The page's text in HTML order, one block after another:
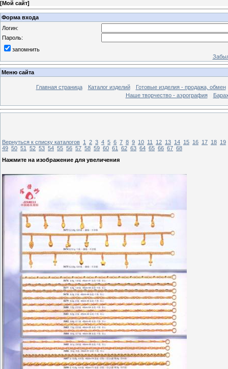
[Мой сайт]
Форма входа
Логин:
Пароль:
запомнить
Меню сайта
Главная страница Каталог изделий
Готовые изделия - продажа, обмен
Наше творчество - аэрография
Вернуться к списку каталогов 1 2 3 4 5 6 7 8 9 10 11 12 13 14 15 16 17 18 19
49 50 51 52 53 54 55 56 57 58 59 60 61 62 63 64 65 66 67 68
Нажмите на изображение для увеличения